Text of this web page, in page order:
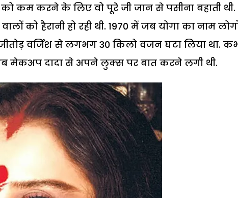
कम करने के लिए वो पूरे जी जान से पसीना बहाती थी.
को हैरानी हो रही थी. 1970 में जब योगा का नाम
वर्जिश से लगभग 30 किलो वजन घटा लिया था.
मेकअप दादा से अपने लुक्स पर बात करने लगी थी.